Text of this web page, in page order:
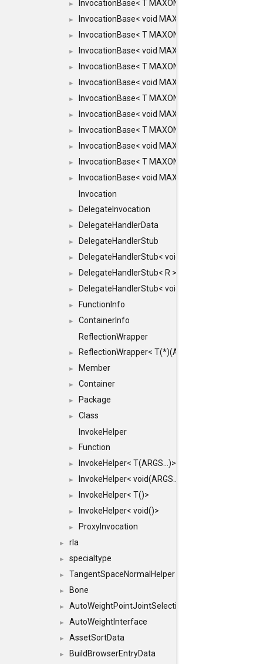
► InvocationBase< T
► InvocationBase< void
► InvocationBase< T
► InvocationBase< void
► InvocationBase< T
► InvocationBase< void
► InvocationBase< T
► InvocationBase< void
► InvocationBase< T
► InvocationBase< void
► InvocationBase< T
►
InvocationBase< void
Invocation
► DelegateInvocation
► DelegateHandlerData
► DelegateHandlerStub
► DelegateHandlerStub< void, ARGS... >
► DelegateHandlerStub< R >
► DelegateHandlerStub< void >
► FunctionInfo
►
ContainerInfo
ReflectionWrapper
► ReflectionWrapper< T(*)(ARGS...)>
► Member
► Container
► Package
►
Class
InvokeHelper
► Function
► InvokeHelper< T(ARGS...)>
► InvokeHelper< void(ARGS...)>
► InvokeHelper< T()>
► InvokeHelper< void()>
► ProxyInvocation
► rla
► specialtype
► TangentSpaceNormalHelper
► Bone
► AutoWeightPointJointSelections
► AutoWeightInterface
► AssetSortData
► BuildBrowserEntryData